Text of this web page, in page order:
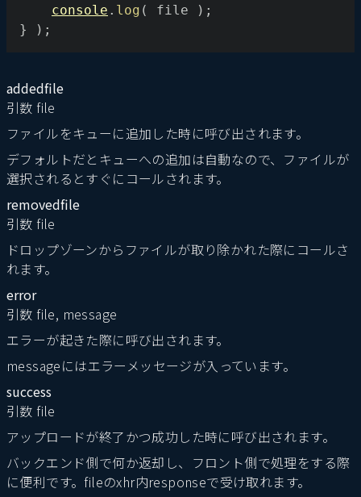
console . log ( file ) ;
}
) ;
addedfile
引数 file
ファイルをキューに追加した時に呼び出されます。
デフォルトだとキューへの追加は自動なので、ファイルが
選択されるとすぐにコールされます。
removedfile
引数 file
ドロップゾーンからファイルが取り除かれた際にコールさ
れます。
error
引数 file, message
エラーが起きた際に呼び出されます。
messageにはエラーメッセージが入っています。
success
引数 file
アップロードが終了かつ成功した時に呼び出されます。
バックエンド側で何か返却し、フロント側で処理をする際
に便利です。fileのxhr内responseで受け取れます。